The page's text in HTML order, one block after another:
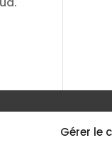
Gérer le